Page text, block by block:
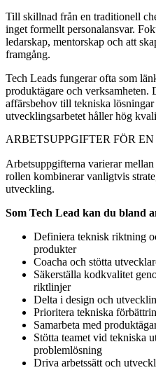
Till skillnad från en traditionell
inget formellt personalansvar.
ledarskap, mentorskap och att
framgång.
Tech Leads fungerar ofta som
produktägare och verksamheten.
affärsbehov till tekniska lösningar
utvecklingsarbetet håller hög
ARBETSUPPGIFTER FÖR
Arbetsuppgifterna varierar
rollen kombinerar vanligtvis
utveckling.
Som Tech Lead kan du bland
Definiera teknisk riktning
produkter
Coacha och stötta
Säkerställa kodkvalitet
riktlinjer
Delta i design och
Prioritera tekniska
Samarbeta med
Stötta teamet vid tekniska
problemlösning
Driva arbetssätt och